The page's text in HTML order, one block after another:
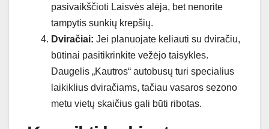
pasivaikščioti Laisvės alėja, bet nenorite
tampytis sunkių krepšių.
Dviračiai: Jei planuojate keliauti su dviračiu,
būtinai pasitikrinkite vežėjo taisykles.
Daugelis „Kautros“ autobusų turi specialius
laikiklius dviračiams, tačiau vasaros sezono
metu vietų skaičius gali būti ribotas.